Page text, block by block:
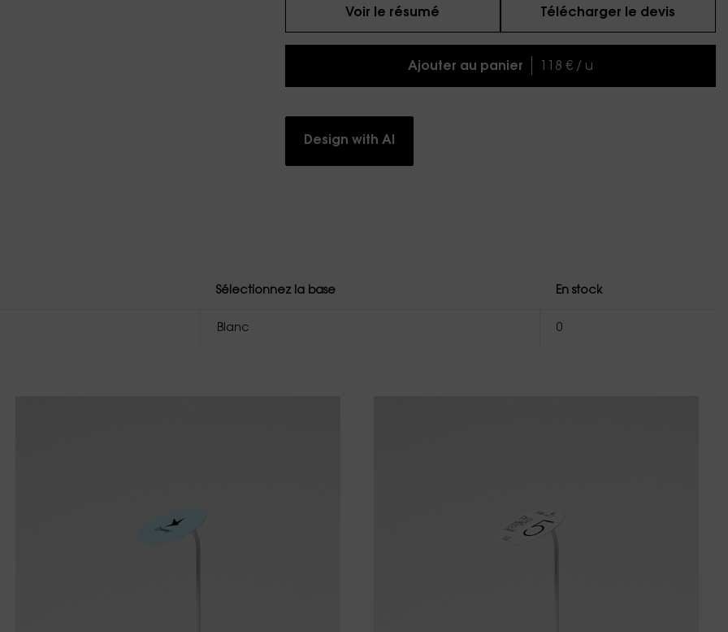
Voir le résumé Télécharger le devis
Ajouter au panier 118 € / u
Design with AI
Sélectionnez la base En stock
Blanc 0